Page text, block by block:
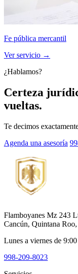
Fe pública mercantil
Ver servicio →
¿Hablamos?
Certeza
vueltas.
Te decimos
Agenda una asesoría
Flamboyanes Mz 243
Cancún, Quintana
Lunes a viernes de
998-209-8023